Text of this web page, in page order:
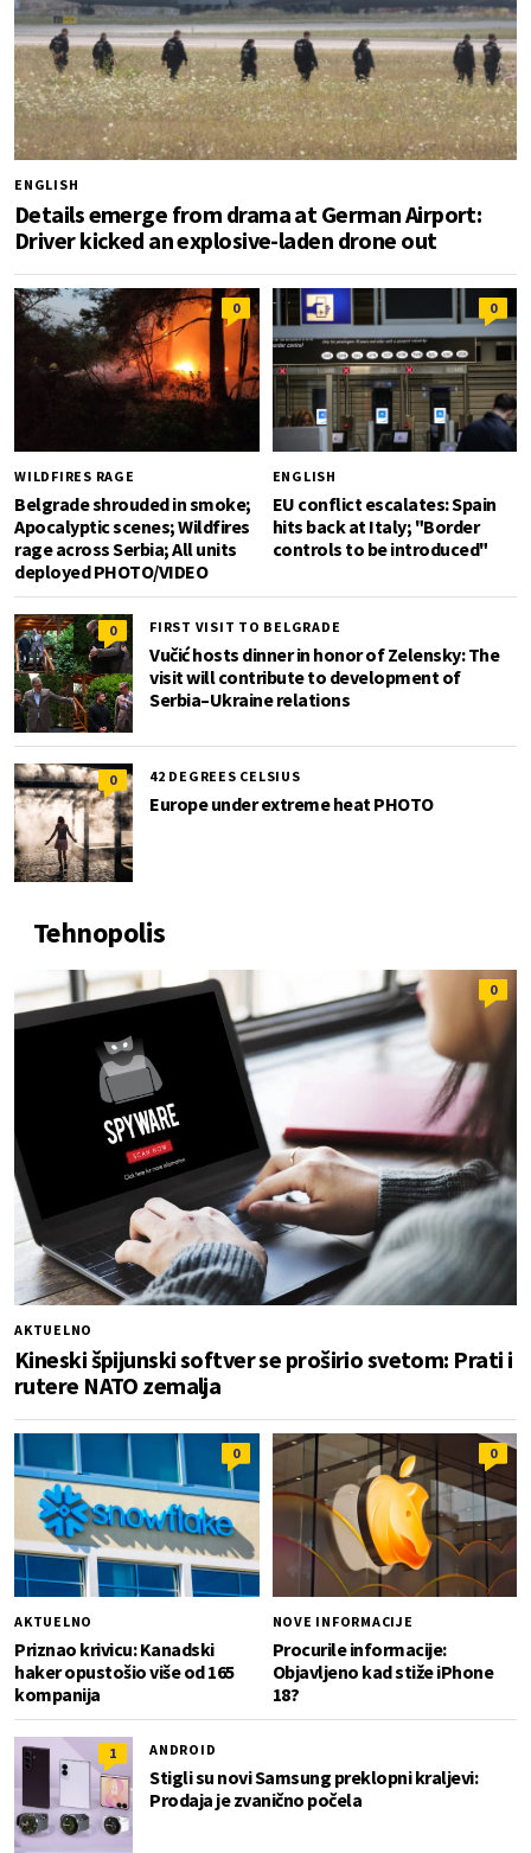
ENGLISH
Details emerge from drama at German Airport:
Driver kicked an explosive-laden drone out
0
WILDFIRES RAGE
Belgrade shrouded in smoke;
Apocalyptic scenes; Wildfires
rage across Serbia; All units
deployed PHOTO/VIDEO
0
ENGLISH
EU conflict escalates: Spain
hits back at Italy; "Border
controls to be introduced"
0 FIRST VISIT TO BELGRADE
Vučić hosts dinner in honor of Zelensky: The
visit will contribute to development of
Serbia–Ukraine relations
0 42 DEGREES CELSIUS
Europe under extreme heat PHOTO
Tehnopolis
0
AKTUELNO
Kineski špijunski softver se proširio svetom: Prati i
rutere NATO zemalja
0
AKTUELNO
Priznao krivicu: Kanadski
haker opustošio više od 165
kompanija
0
NOVE INFORMACIJE
Procurile informacije:
Objavljeno kad stiže iPhone
18?
1 ANDROID
Stigli su novi Samsung preklopni kraljevi:
Prodaja je zvanično počela